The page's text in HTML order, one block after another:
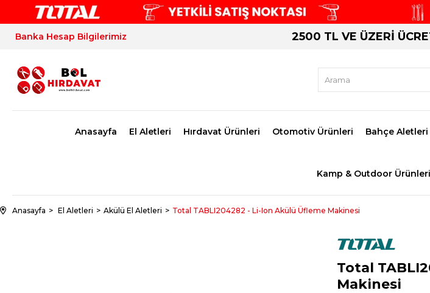
Banka Hesap Bilgilerimiz 2500 TL VE ÜZERİ
Anasayfa El Aletleri Hırdavat Ürünleri Otomotiv Ürünleri Bahçe Aletleri
Kamp & Outdoor Ürünleri
Anasayfa El Aletleri Akülü El Aletleri Total TABLI204282 - Li-Ion Akülü Üfleme Makinesi
Total
Makinesi